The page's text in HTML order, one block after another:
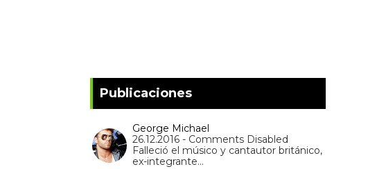
Publicaciones
George Michael
26.12.2016 - Comments Disabled
Falleció el músico y cantautor británico,
ex-integrante…